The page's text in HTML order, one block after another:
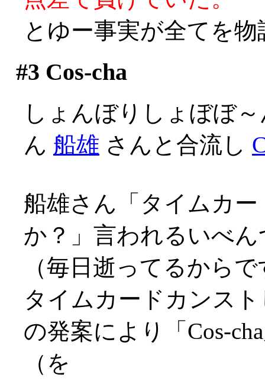
とゆー事実が全てを
#3 Cos-cha
しょんぼりしょぼぼ
ん 船雄 さんと合流し
船雄さん「タイムカ
か？」言われるいべ
（毎日逝ってるから
タイムカードカンス
の発案により「Cos-
（を